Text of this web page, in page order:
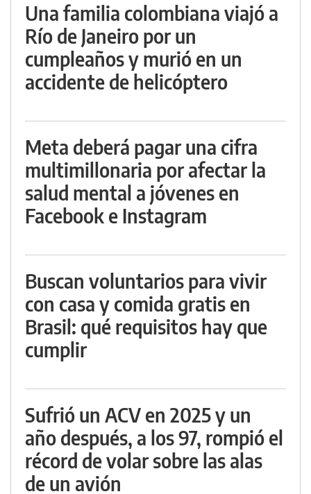
Una familia colombiana viajó a
Río de Janeiro por un
cumpleaños y murió en un
accidente de helicóptero
Meta deberá pagar una cifra
multimillonaria por afectar la
salud mental a jóvenes en
Facebook e Instagram
Buscan voluntarios para vivir
con casa y comida gratis en
Brasil: qué requisitos hay que
cumplir
Sufrió un ACV en 2025 y un
año después, a los 97, rompió el
récord de volar sobre las alas
de un avión